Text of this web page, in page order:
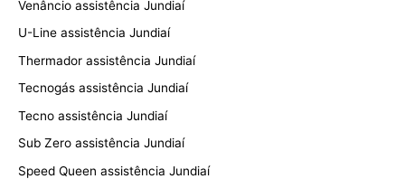
Venâncio assistência Jundiaí
U-Line assistência Jundiaí
Thermador assistência Jundiaí
Tecnogás assistência Jundiaí
Tecno assistência Jundiaí
Sub Zero assistência Jundiaí
Speed Queen assistência Jundiaí